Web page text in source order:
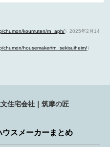
chumon/koumuten/rn_aph/）2025年2月14
chumon/housemaker/rn_sekisuiheim/）
住宅会社｜筑摩の匠
スメーカーまとめ